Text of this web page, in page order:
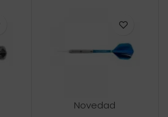
Novedad